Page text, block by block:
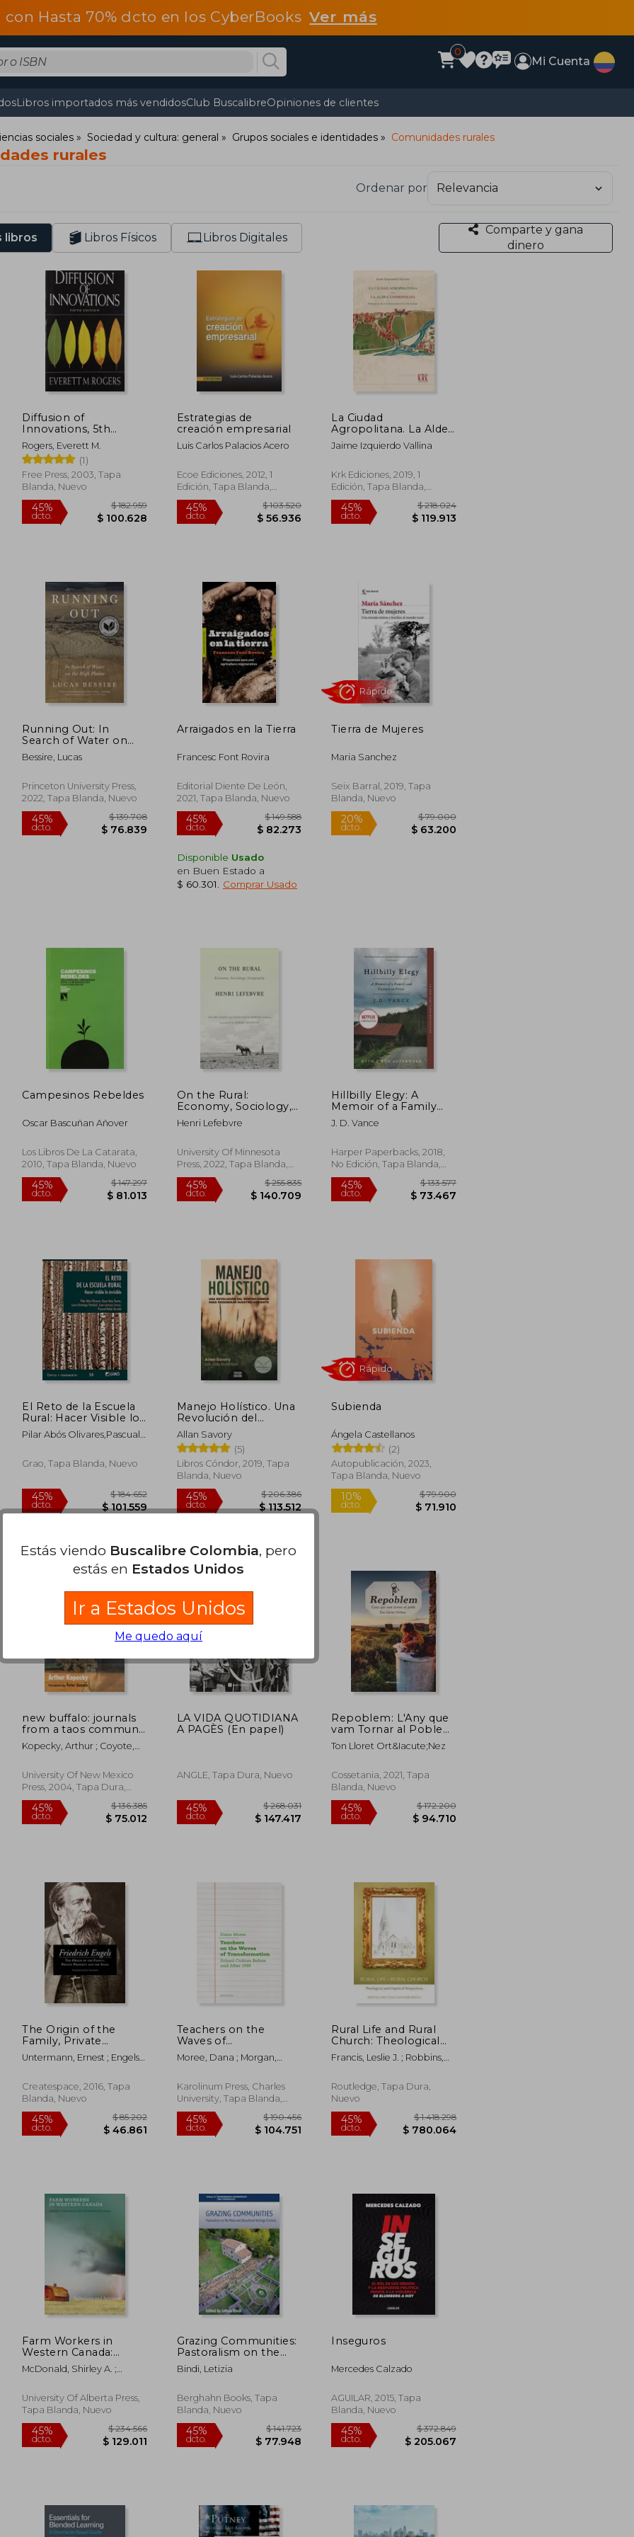
con Hasta 70% dcto en los CyberBooksVer más
0
Mi Cuenta
Libros importados más vendidosClub BuscalibreOpiniones de clientes
sociales Sociedad y cultura: general Grupos sociales e identidades Comunidades rurales
rurales
Ordenar por
libros Libros Físicos Libros Digitales
Comparte y gana
dinero
Diffusion of
Innovations, 5th
Edition (en Inglés)
Rogers, Everett M.
(1)
Free Press, 2003, Tapa
Blanda, Nuevo
Estrategias de
creación empresarial
Luis Carlos Palacios Acero
Ecoe Ediciones, 2012, 1
Edición, Tapa Blanda,
Nuevo
La Ciudad
Agropolitana. La Aldea
Cosmopolita. Hacia
una Ciudad
Campo. Hacia una
Aldea Responsable
(Días de Diario)
Jaime Izquierdo Vallina
Krk Ediciones, 2019, 1
Edición, Tapa Blanda,
Nuevo
Running Out: In
Search of Water on
the High Plains (en
Inglés)
Bessire, Lucas
Princeton University Press,
2022, Tapa Blanda, Nuevo
Arraigados en la Tierra
Francesc Font Rovira
Editorial Diente De León,
2021, Tapa Blanda, Nuevo
Disponible Usado
en Buen Estado a
$ 60.301
Comprar Usado
Tierra de Mujeres
Maria Sanchez
Seix Barral, 2019, Tapa
Blanda, Nuevo
Campesinos Rebeldes
Oscar Bascuñan Añover
Los Libros De La Catarata,
2010, Tapa Blanda, Nuevo
45%
dcto.
On the Rural:
Economy, Sociology,
Geography (en Inglés)
Henri Lefebvre
University Of Minnesota
Press, 2022, Tapa Blanda,
Nuevo
45%
dcto.
Hillbilly Elegy: A
Memoir of a Family
and Culture in Crisis
(en Inglés)
J. D. Vance
Harper Paperbacks, 2018,
No Edición, Tapa Blanda,
Nuevo
El Reto de la Escuela
Rural: Hacer Visible lo
Invisible
Pilar Abós Olivares,Pascual
Domingo Peñafiel,Juan
Lorenzo Lacruz,Roser Boix
Grao, Tapa Blanda, Nuevo
45%
dcto.
$ 184.652
$ 101.559
Manejo Holístico. Una
Revolución del
Sentido Común Para
Regenerar Nuestro
Ambiente - Allan
Savory; Jody
Butterfield - Libro
Allan Savory
(5)
Libros Cóndor, 2019, Tapa
Blanda, Nuevo
45%
dcto.
$ 206.386
$ 113.512
Subienda
Ángela Castellanos
(2)
Autopublicación, 2023,
Tapa Blanda, Nuevo
10%
dcto.
new buffalo: journals
from a taos commune
(en Inglés)
Kopecky, Arthur ; Coyote,
University Of New Mexico
Press, 2004, Tapa Dura,
Nuevo
45%
LA VIDA QUOTIDIANA
A PAGÈS (En papel)
ANGLE, Tapa Dura, Nuevo
45% $ 268.031
Repoblem: L'Any que
vam Tornar al Poble
(Altres Cossetània) (en
Catalán)
Ton Lloret Ort&Iacute;Nez
Cossetania, 2021, Tapa
Blanda, Nuevo
45%
The Origin of the
Family, Private
Property and the
State (en Inglés)
Untermann, Ernest ; Engels,
Createspace, 2016, Tapa
Blanda, Nuevo
45%
dcto.
$ 85.202
$ 46.861
Teachers on the
Waves of
Transformation:
School Culture Before
Inglés)
Moree, Dana ; Morgan,
Karolinum Press, Charles
University, Tapa Blanda,
Nuevo
45%
$ 104.751
Rural Life and Rural
Church: Theological
and Empirical
Perspectives (en
Francis, Leslie J. ; Robbins,
Routledge, Tapa Dura,
Nuevo
Farm Workers in
Western Canada:
Injustices and Activism
(en Inglés)
McDonald, Shirley A. ;
Michael J.
University Of Alberta Press,
Tapa Blanda, Nuevo
Grazing Communities:
Pastoralism on the
Move and Biocultural
Heritage Frictions (en
Bindi, Letizia
Berghahn Books, Tapa
Blanda, Nuevo
Inseguros
Mercedes Calzado
AGUILAR, 2015, Tapa
Blanda, Nuevo
Estás viendo Buscalibre Colombia, pero
estás en Estados Unidos
Ir a Estados Unidos
Me quedo aquí